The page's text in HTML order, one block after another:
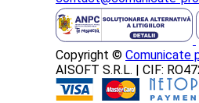
Copyright © Comunicate
AISOFT S.R.L. | CIF: